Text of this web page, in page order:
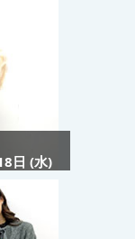
日 (水)